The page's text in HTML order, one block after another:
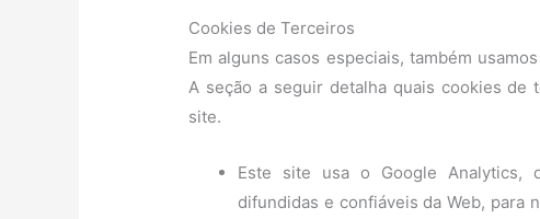
Cookies de Terceiros
Em alguns casos especiais, também
A seção a seguir detalha quais cookies
site.
Este site usa o Google Analytics,
difundidas e confiáveis ​​da Web, para